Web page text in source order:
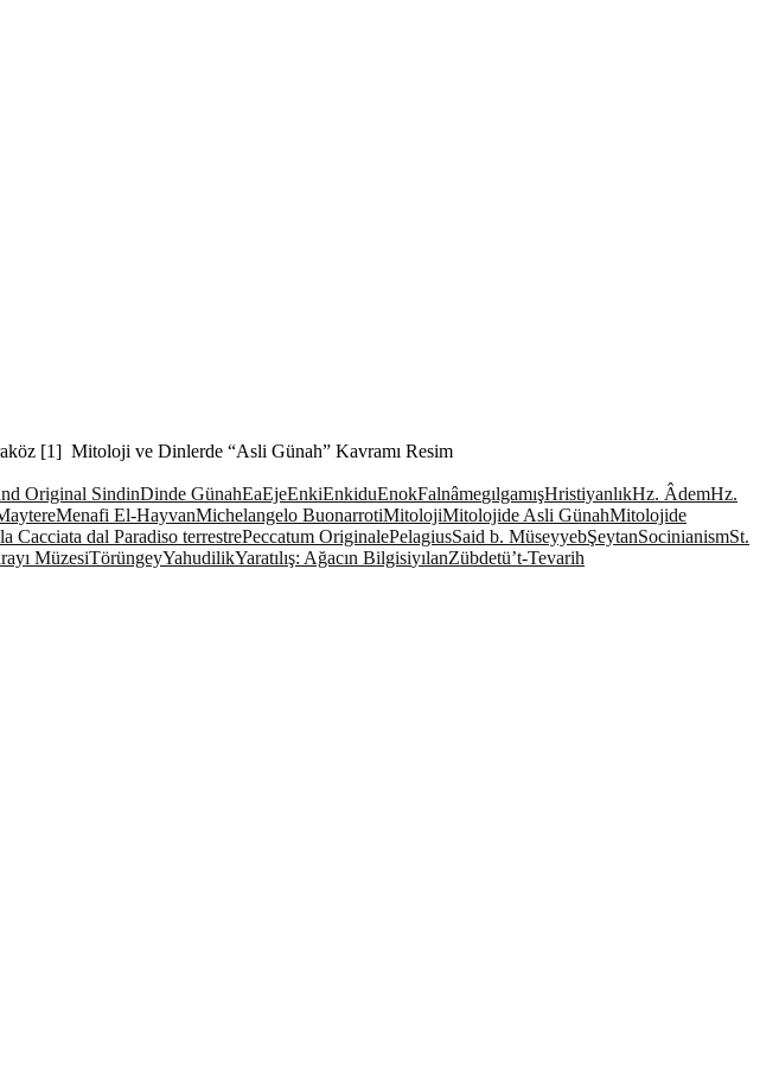
[1] Mitoloji ve Dinlerde “Asli Günah” Kavramı Resim
Original SindinDinde GünahEaEjeEnkiEnkiduEnokFalnâmegılgamışHristiyanlıkHz. ÂdemHz.
Menafi El-HayvanMichelangelo BuonarrotiMitolojiMitolojide Asli GünahMitolojide
Cacciata dal Paradiso terrestrePeccatum OriginalePelagiusSaid b. MüseyyebŞeytanSocinianismSt.
MüzesiTörüngeyYahudilikYaratılış: Ağacın BilgisiyılanZübdetü’t-Tevarih